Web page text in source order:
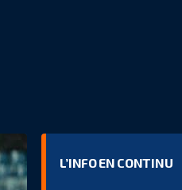
L’INFO EN CONTINU